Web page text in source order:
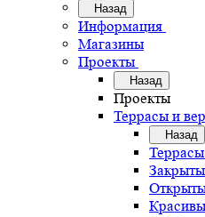
Назад
Информация
Магазины
Проекты
Назад
Проекты
Террасы и
Назад